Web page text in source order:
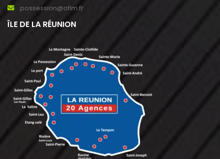
possession@ofim.fr
ÎLE DE LA RÉUNION